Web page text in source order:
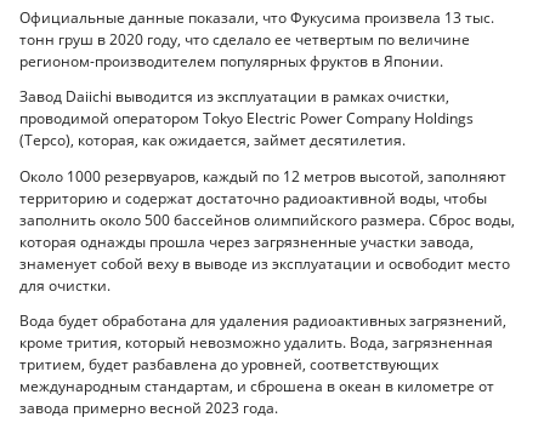
Официальные данные показали, что Фукусима произвела 13 тыс.
тонн груш в 2020 году, что сделало ее четвертым по величине
регионом-производителем популярных фруктов в Японии.
Завод Daiichi выводится из эксплуатации в рамках очистки,
проводимой оператором Tokyo Electric Power Company Holdings
(Tepco), которая, как ожидается, займет десятилетия.
Около 1000 резервуаров, каждый по 12 метров высотой, заполняют
территорию и содержат достаточно радиоактивной воды, чтобы
заполнить около 500 бассейнов олимпийского размера. Сброс воды,
которая однажды прошла через загрязненные участки завода,
знаменует собой веху в выводе из эксплуатации и освободит место
для очистки.
Вода будет обработана для удаления радиоактивных загрязнений,
кроме трития, который невозможно удалить. Вода, загрязненная
тритием, будет разбавлена ​​до уровней, соответствующих
международным стандартам, и сброшена в океан в километре от
завода примерно весной 2023 года.